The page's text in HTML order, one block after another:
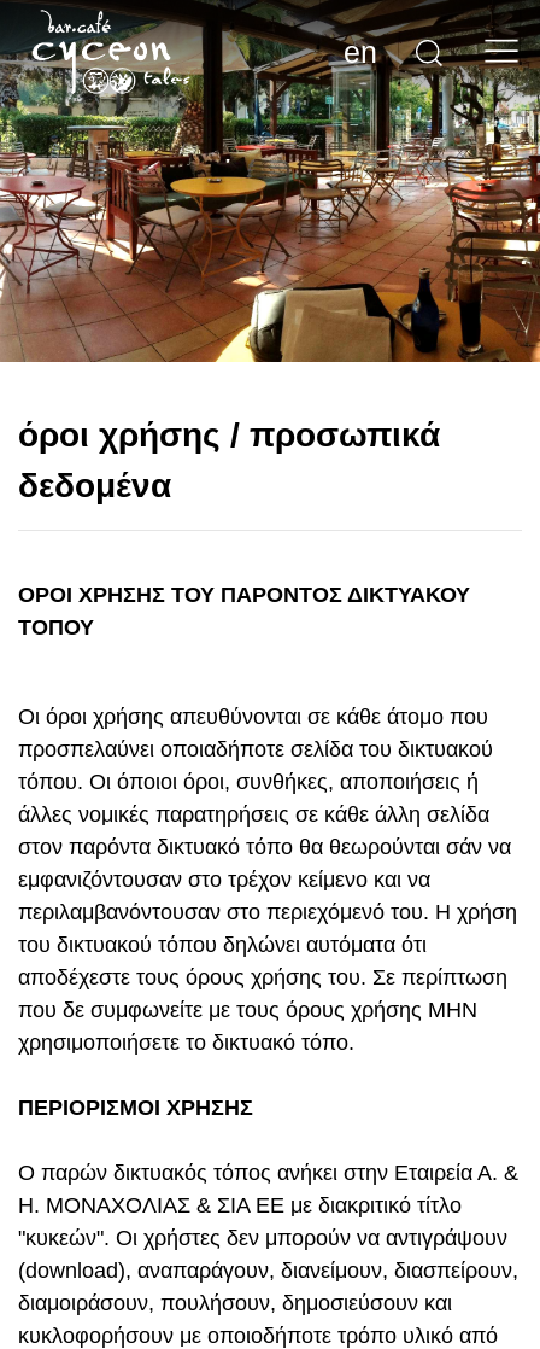
en
όροι χρήσης / προσωπικά
δεδομένα
ΟΡΟΙ ΧΡΗΣΗΣ ΤΟΥ ΠΑΡΟΝΤΟΣ ΔΙΚΤΥΑΚΟΥ
ΤΟΠΟΥ
Οι όροι χρήσης απευθύνονται σε κάθε άτομο που
προσπελαύνει οποιαδήποτε σελίδα του δικτυακού
τόπου. Οι όποιοι όροι, συνθήκες, αποποιήσεις ή
άλλες νομικές παρατηρήσεις σε κάθε άλλη σελίδα
στον παρόντα δικτυακό τόπο θα θεωρούνται σάν να
εμφανιζόντουσαν στο τρέχον κείμενο και να
περιλαμβανόντουσαν στο περιεχόμενό του. Η χρήση
του δικτυακού τόπου δηλώνει αυτόματα ότι
αποδέχεστε τους όρους χρήσης του. Σε περίπτωση
που δε συμφωνείτε με τους όρους χρήσης ΜΗΝ
χρησιμοποιήσετε το δικτυακό τόπο.
ΠΕΡΙΟΡΙΣΜΟΙ ΧΡΗΣΗΣ
Ο παρών δικτυακός τόπος ανήκει στην Εταιρεία Α. &
Η. ΜΟΝΑΧΟΛΙΑΣ & ΣΙΑ ΕΕ με διακριτικό τίτλο
"κυκεών". Οι χρήστες δεν μπορούν να αντιγράψουν
(download), αναπαράγουν, διανείμουν, διασπείρουν,
διαμοιράσουν, πουλήσουν, δημοσιεύσουν και
κυκλοφορήσουν με οποιοδήποτε τρόπο υλικό από